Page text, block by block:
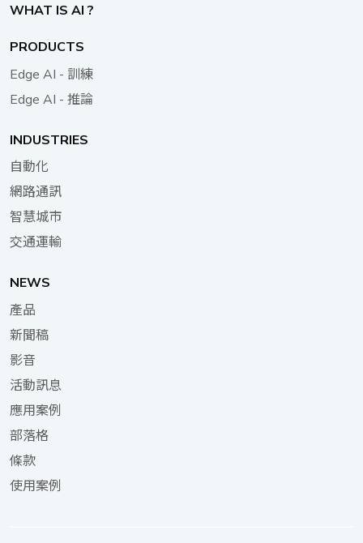
超級電容電池備援電力模組（BBU)，其複雜的電源管理系統
可提供不間斷的電源穩定性。VTK-SCAP 具有更高的充放電
效率，可維持最大輸出功率 200W。透過擴充模式（1 x
VTK-SCAP-M + 3 x VTK-SCAP-S），VTK-SCAP 可支援
60W 系統運作長達 6 分鐘。 智慧車載電腦 ATC 系列產
AI 推論能力，適用於大眾運輸、客用車載系統與軌道應用。
能力以及寬溫等特色，能在攝氏 -40°C 至高溫 70°C 的嚴苛
環境中長時間穩定運作，應對行駛中所遇到的各種狀況。
2025 NVIDIA GTC AI大會 活動詳情： 活動日期: 2025 年 3
月 17 日至 21 日 活動地點: 美國加州聖荷西會議中心 (San
Jose Convention Center) 活動攤位: 編號 1738 展位 (透過
WHAT IS AI ?
PRODUCTS
Edge AI - 訓練
Edge AI - 推論
INDUSTRIES
自動化
網路通訊
智慧城市
交通運輸
NEWS
產品
新聞稿
影音
活動訊息
應用案例
部落格
條款
使用案例